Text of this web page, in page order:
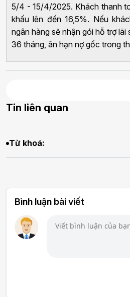
5/4 - 15/4/2025. Khách thanh
khấu lên đến 16,5%. Nếu
ngân hàng sẽ nhận gói hỗ trợ
36 tháng, ân hạn nợ gốc trong
Tin liên quan
Từ khoá:
Bình luận bài viết